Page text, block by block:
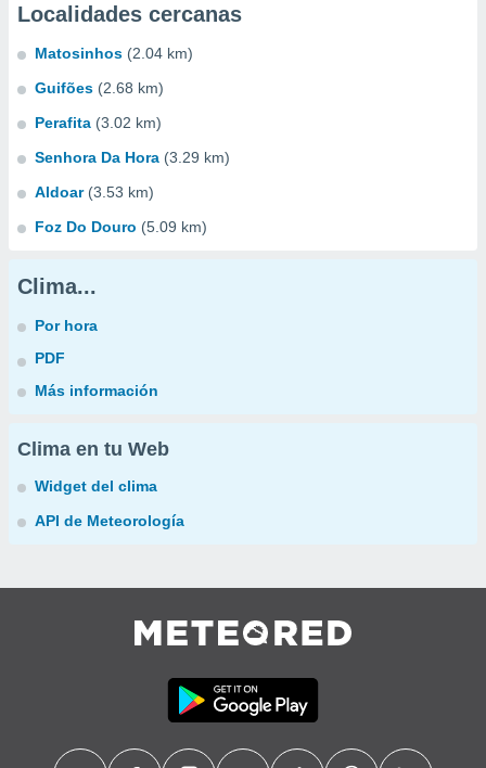
Localidades cercanas
Matosinhos (2.04 km)
Guifões (2.68 km)
Perafita (3.02 km)
Senhora Da Hora (3.29 km)
Aldoar (3.53 km)
Foz Do Douro (5.09 km)
Clima...
Por hora
PDF
Más información
Clima en tu Web
Widget del clima
API de Meteorología